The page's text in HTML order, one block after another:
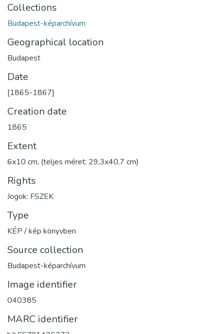
Collections
Budapest-képarchívum
Geographical location
Budapest
Date
[1865-1867]
Creation date
1865
Extent
6x10 cm, (teljes méret: 29,3x40,7 cm)
Rights
Jogok: FSZEK
Type
KÉP / kép könyvben
Source collection
Budapest-képarchívum
Image identifier
040385
MARC identifier